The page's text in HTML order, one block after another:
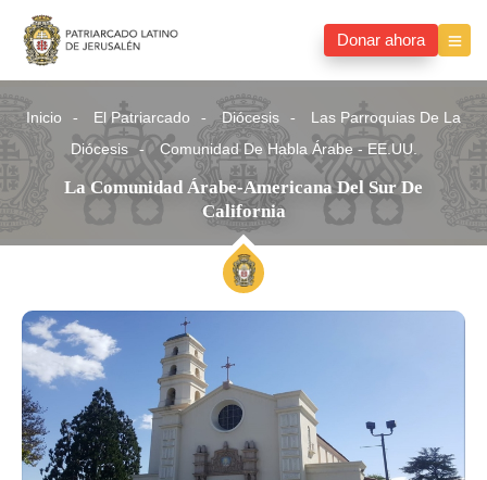
Donar ahora
Inicio El Patriarcado Diócesis
Las Parroquias De La
Diócesis
Comunidad De Habla Árabe - EE.UU.
La Comunidad Árabe-Americana Del Sur De
California